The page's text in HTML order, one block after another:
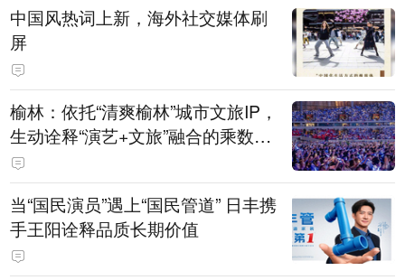
中国风热词上新，海外社交媒体刷
屏
榆林：依托“清爽榆林”城市文旅IP，
生动诠释“演艺+文旅”融合的乘数效
应
当“国民演员”遇上“国民管道” 日丰携
手王阳诠释品质长期价值